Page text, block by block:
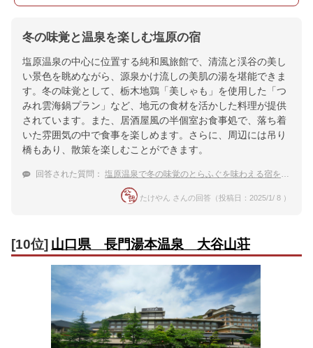
冬の味覚と温泉を楽しむ塩原の宿
塩原温泉の中心に位置する純和風旅館で、清流と渓谷の美し
い景色を眺めながら、源泉かけ流しの美肌の湯を堪能できま
す。冬の味覚として、栃木地鶏「美しゃも」を使用した「つ
みれ雲海鍋プラン」など、地元の食材を活かした料理が提供
されています。また、居酒屋風の半個室お食事処で、落ち着
いた雰囲気の中で食事を楽しめます。さらに、周辺には吊り
橋もあり、散策を楽しむことができます。
回答された質問： 塩原温泉で冬の味覚のとらふぐを味わえる宿を探しています
たけやん さんの回答（投稿日：2025/1/ 8 ）
[10位] 山口県 長門湯本温泉 大谷山荘